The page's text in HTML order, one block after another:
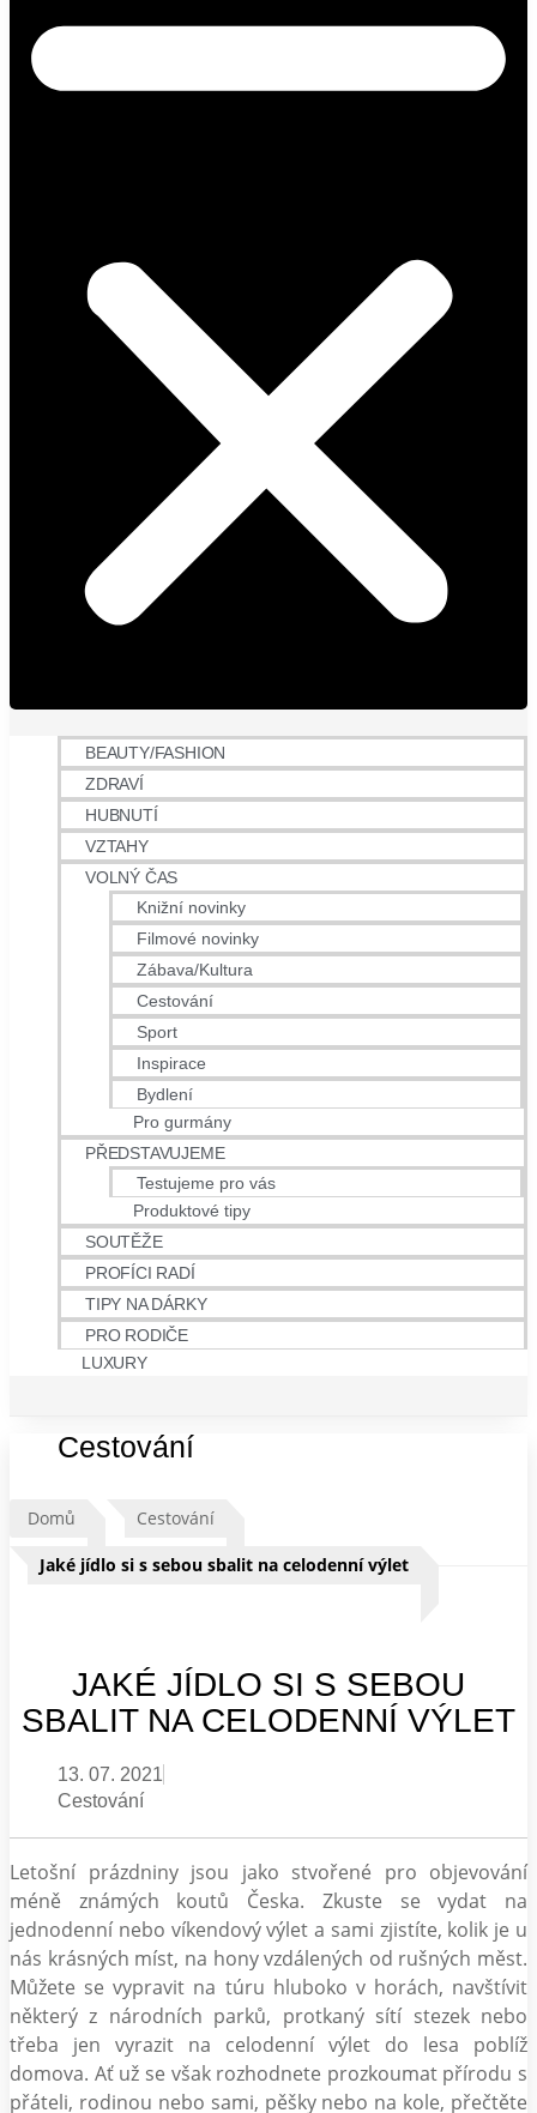
BEAUTY/FASHION
ZDRAVÍ
HUBNUTÍ
VZTAHY
VOLNÝ ČAS
Knižní novinky
Filmové novinky
Zábava/Kultura
Cestování
Sport
Inspirace
Bydlení
Pro gurmány
PŘEDSTAVUJEME
Testujeme pro vás
Produktové tipy
SOUTĚŽE
PROFÍCI RADÍ
TIPY NA DÁRKY
PRO RODIČE
LUXURY
Cestování
Domů Cestování
Jaké jídlo si s sebou sbalit na celodenní výlet
JAKÉ JÍDLO SI S SEBOU
SBALIT NA CELODENNÍ VÝLET
13. 07. 2021
Cestování
Letošní prázdniny jsou jako stvořené pro objevování
méně známých koutů Česka. Zkuste se vydat na
jednodenní nebo víkendový výlet a sami zjistíte, kolik je u
nás krásných míst, na hony vzdálených od rušných měst.
Můžete se vypravit na túru hluboko v horách, navštívit
některý z národních parků, protkaný sítí stezek nebo
třeba jen vyrazit na celodenní výlet do lesa poblíž
domova. Ať už se však rozhodnete prozkoumat přírodu s
přáteli, rodinou nebo sami, pěšky nebo na kole, přečtěte